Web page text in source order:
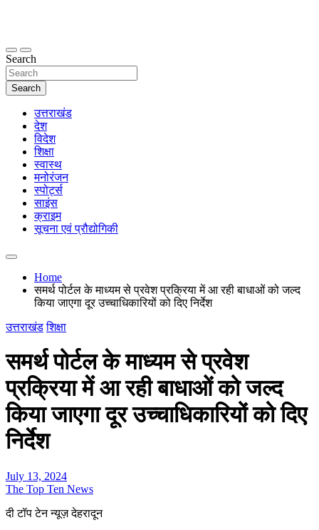
thetoptennews.com
Search
Search
उत्तराखंड
देश
विदेश
शिक्षा
स्वास्थ
मनोरंजन
स्पोर्ट्स
साइंस
क्राइम
सूचना एवं प्रौद्योगिकी
Home
समर्थ पोर्टल के माध्यम से प्रवेश प्रक्रिया में आ रही बाधाओं को जल्द
किया जाएगा दूर उच्चाधिकारियों को दिए निर्देश
उत्तराखंड शिक्षा
समर्थ पोर्टल के माध्यम से प्रवेश
प्रक्रिया में आ रही बाधाओं को जल्द
किया जाएगा दूर उच्चाधिकारियों को दिए
निर्देश
July 13, 2024
The Top Ten News
दी टॉप टेन न्यूज़ देहरादून